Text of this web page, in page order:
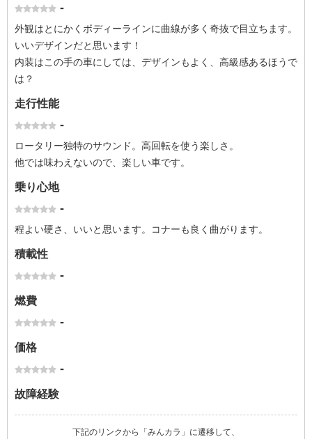
-
外観はとにかくボディーラインに曲線が多く奇抜で目立ちます。
いいデザインだと思います！
内装はこの手の車にしては、デザインもよく、高級感あるほうで
は？
走行性能
-
ロータリー独特のサウンド。高回転を使う楽しさ。
他では味わえないので、楽しい車です。
乗り心地
-
程よい硬さ、いいと思います。コナーも良く曲がります。
積載性
-
燃費
-
価格
-
故障経験
下記のリンクから「みんカラ」に遷移して、